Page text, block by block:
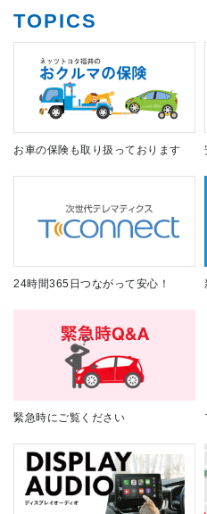
TOPICS
お車の保険も取り扱っております
24時間365日つながって安心！
緊急時にご覧ください